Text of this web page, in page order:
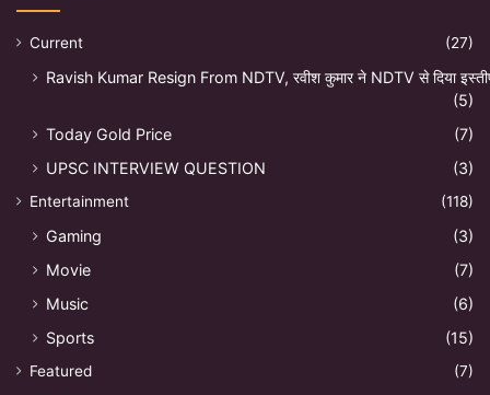
Current (27)
Ravish Kumar Resign From NDTV, रवीश कुमार ने NDTV से दिया
(5)
Today Gold Price
(7)
UPSC INTERVIEW QUESTION
(3)
Entertainment (118)
Gaming
(3)
Movie
(7)
Music
(6)
Sports
(15)
Featured
(7)